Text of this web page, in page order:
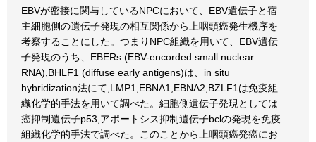
EBVが密接に関与しているNPCにおいて、EBV遺伝子と宿
主細胞側の遺伝子発現の相互関係から上咽頭癌発生機序を
考察することにした。つまりNPC組織を用いて、EBV遺伝
子発現のうち、EBERs (EBV-encorded small nuclear
RNA),BHLF1 (diffuse early antigens)は、in situ
hybridization法にて,LMP1,EBNA1,EBNA2,BZLF1は免疫組
織化学的手法を用いて調べた。細胞側遺伝子発現としては
癌抑制遺伝子p53,アポートシス抑制遺伝子bclの発現を免疫
組織化学的手法で調べた。このことから上咽頭癌発癌にお